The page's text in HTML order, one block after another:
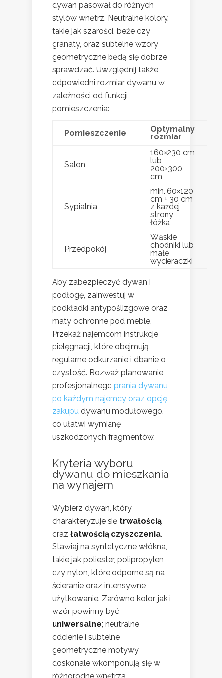
dywan pasował do różnych
stylów wnętrz. Neutralne kolory,
takie jak szarości, beże czy
granaty, oraz subtelne wzory
geometryczne będą się dobrze
sprawdzać. Uwzględnij także
odpowiedni rozmiar dywanu w
zależności od funkcji
pomieszczenia:
Pomieszczenie
Optymalny
rozmiar
Salon
160×230 cm
lub
200×300
cm
Sypialnia
min. 60×120
cm + 30 cm
z każdej
strony
łóżka
Przedpokój
Wąskie
chodniki lub
małe
wycieraczki
Aby zabezpieczyć dywan i
podłogę, zainwestuj w
podkładki antypoślizgowe oraz
maty ochronne pod meble.
Przekaż najemcom instrukcje
pielęgnacji, które obejmują
regularne odkurzanie i dbanie o
czystość. Rozważ planowanie
profesjonalnego prania dywanu
po każdym najemcy oraz opcję
zakupu dywanu modułowego,
co ułatwi wymianę
uszkodzonych fragmentów.
Kryteria wyboru
dywanu do mieszkania
na wynajem
Wybierz dywan, który
charakteryzuje się trwałością
oraz łatwością czyszczenia.
Stawiaj na syntetyczne włókna,
takie jak poliester, polipropylen
czy nylon, które odporne są na
ścieranie oraz intensywne
użytkowanie. Zarówno kolor, jak i
wzór powinny być
uniwersalne; neutralne
odcienie i subtelne
geometryczne motywy
doskonale wkomponują się w
różnorodne wnętrza.